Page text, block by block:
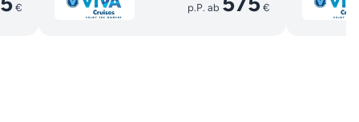
€ p.P. ab €